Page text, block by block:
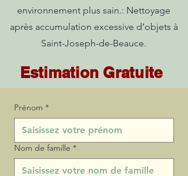
environnement plus sain.: Nettoyage
après accumulation excessive d’objets à
Saint-Joseph-de-Beauce.
Estimation Gratuite
Prénom *
Nom de famille *